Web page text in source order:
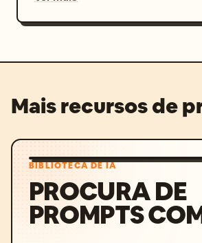
Mais recursos de
BIBLIOTECA DE IA
PROCURA DE
PROMPTS